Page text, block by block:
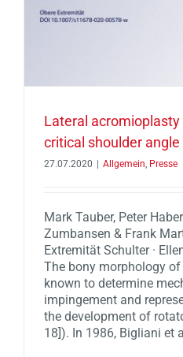
Lateral
critical shoulder angle
27.07.2020 Allgemein, Presse
Mark Tauber, Peter
Zumbansen & Frank
Extremität Schulter ·
The bony morphology
known to determine
impingement and
the development of
18]). In 1986, Bigliani et